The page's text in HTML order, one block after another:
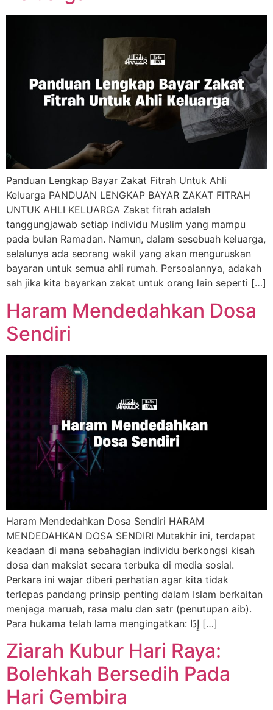
Panduan Lengkap Bayar Zakat Fitrah Untuk Ahli
Keluarga PANDUAN LENGKAP BAYAR ZAKAT FITRAH
UNTUK AHLI KELUARGA Zakat fitrah adalah
tanggungjawab setiap individu Muslim yang mampu
pada bulan Ramadan. Namun, dalam sesebuah keluarga,
selalunya ada seorang wakil yang akan menguruskan
bayaran untuk semua ahli rumah. Persoalannya, adakah
sah jika kita bayarkan zakat untuk orang lain seperti […]
Haram Mendedahkan Dosa
Sendiri
Haram Mendedahkan Dosa Sendiri HARAM
MENDEDAHKAN DOSA SENDIRI Mutakhir ini, terdapat
keadaan di mana sebahagian individu berkongsi kisah
dosa dan maksiat secara terbuka di media sosial.
Perkara ini wajar diberi perhatian agar kita tidak
terlepas pandang prinsip penting dalam Islam berkaitan
menjaga maruah, rasa malu dan satr (penutupan aib).
Para hukama telah lama mengingatkan: إِذَا […]
Ziarah Kubur Hari Raya:
Bolehkah Bersedih Pada
Hari Gembira